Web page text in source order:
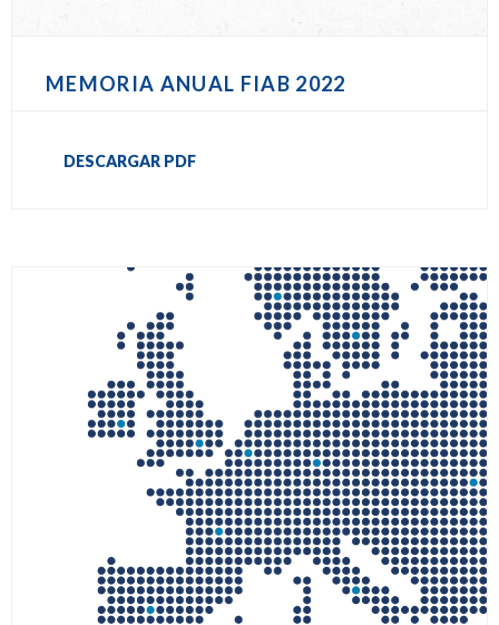
MEMORIA ANUAL FIAB 2022
DESCARGAR PDF